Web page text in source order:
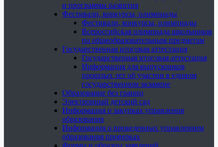
и программы развития
Фестивали, конкурсы, олимпиады
Фестивали, конкурсы, олимпиады
Всероссийская олимпиада школьников
по общеобразовательным предметам
Государственная итоговая аттестация
Государственная итоговая аттестация
Информация для выпускников
прошлых лет об участии в едином
государственном экзамене
Образование без границ
Электронный детский сад
Информация о закупках управления
образования
Информация о проведенных управлением
образования проверках
Формы и образцы заявлений